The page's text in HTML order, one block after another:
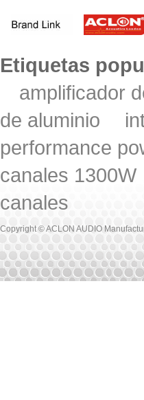
Accesorio
Etiquetas
amplificador
de aluminio
performance
canales 1300W
canales
Copyright © ACLON AUDIO